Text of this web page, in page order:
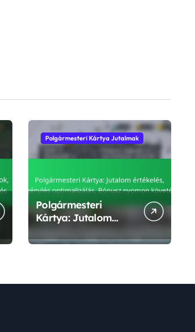
Polgármesteri Kártya Jutalmak
Polgármesteri
Kártya: Jutalom
értékelés, Igénylés
optimalizálás,